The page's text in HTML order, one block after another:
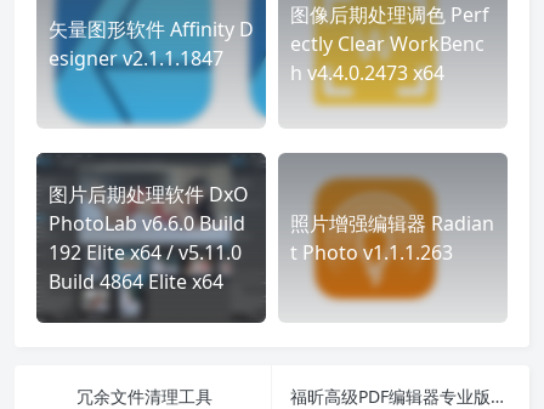
矢量图形软件 Affinity D
esigner v2.1.1.1847
图像后期处理调色 Perf
ectly Clear WorkBenc
h v4.4.0.2473 x64
图片后期处理软件 DxO
PhotoLab v6.6.0 Build
192 Elite x64 / v5.11.0
Build 4864 Elite x64
照片增强编辑器 Radian
t Photo v1.1.1.263
冗余文件清理工具
福昕高级PDF编辑器专业版 2023.1.0.15510 中文破解版绿色精简版